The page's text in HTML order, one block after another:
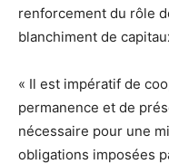
renforcement du rôle
blanchiment de
« Il est impératif de
permanence et de
nécessaire pour une
obligations imposées